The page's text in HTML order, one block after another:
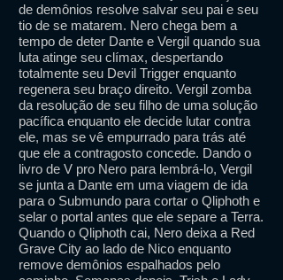
de demônios resolve salvar seu pai e seu
tio de se matarem. Nero chega bem a
tempo de deter Dante e Vergil quando sua
luta atinge seu clímax, despertando
totalmente seu Devil Trigger enquanto
regenera seu braço direito. Vergil zomba
da resolução de seu filho de uma solução
pacífica enquanto ele decide lutar contra
ele, mas se vê empurrado para trás até
que ele a contragosto concede. Dando o
livro de V pro Nero para lembrá-lo, Vergil
se junta a Dante em uma viagem de ida
para o Submundo para cortar o Qliphoth e
selar o portal antes que ele separe a Terra.
Quando o Qliphoth cai, Nero deixa a Red
Grave City ao lado de Nico enquanto
remove demônios espalhados pelo